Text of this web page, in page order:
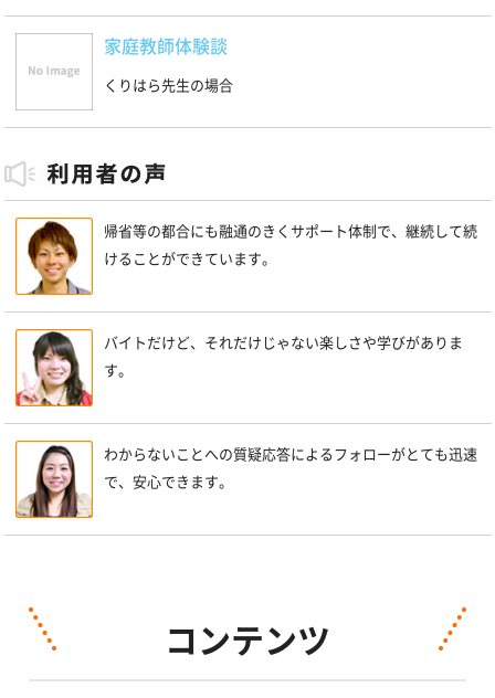
家庭教師体験談
くりはら先生の場合
帰省等の都合にも融通のきくサポート体制で、継続して続
けることができています。
バイトだけど、それだけじゃない楽しさや学びがありま
す。
わからないことへの質疑応答によるフォローがとても迅速
で、安心できます。
コンテンツ